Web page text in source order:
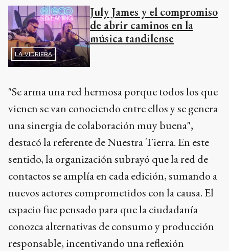
LA VIDRIERA
July James y el compromiso
de abrir caminos en la
música tandilense
"Se arma una red hermosa porque todos los que
vienen se van conociendo entre ellos y se genera
una sinergia de colaboración muy buena",
destacó la referente de Nuestra Tierra. En este
sentido, la organización subrayó que la red de
contactos se amplía en cada edición, sumando a
nuevos actores comprometidos con la causa. El
espacio fue pensado para que la ciudadanía
conozca alternativas de consumo y producción
responsable, incentivando una reflexión